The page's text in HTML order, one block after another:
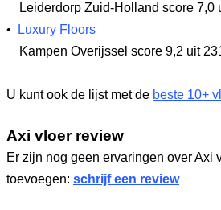
Leiderdorp Zuid-Holland score 7,0
•
Luxury Floors
Kampen Overijssel score 9,2 uit
U kunt ook de lijst met de beste 10+
Axi vloer review
Er zijn nog geen ervaringen over Axi
toevoegen: schrijf een review